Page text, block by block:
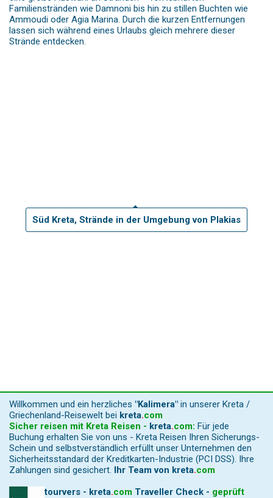
Familienstränden wie Damnoni bis hin zu stillen Buchten wie
Ammoudi oder Agia Marina. Durch die kurzen Entfernungen
lassen sich während eines Urlaubs gleich mehrere dieser
Strände entdecken.
Süd Kreta, Strände in der Umgebung von Plakias
Willkommen und ein herzliches "Kalimera" in unserer Kreta /
Griechenland-Reisewelt bei kreta.com
Sicher reisen mit Kreta Reisen - kreta.com: Für jede
Buchung erhalten Sie von uns - Kreta Reisen Ihren Sicherungs-
Schein und selbstverständlich erfüllt unser Unternehmen den
Sicherheitsstandard der Kreditkarten-Industrie (PCI DSS). Ihre
Zahlungen sind gesichert. Ihr Team von kreta.com
tourvers - kreta.com Traveller Check - geprüft